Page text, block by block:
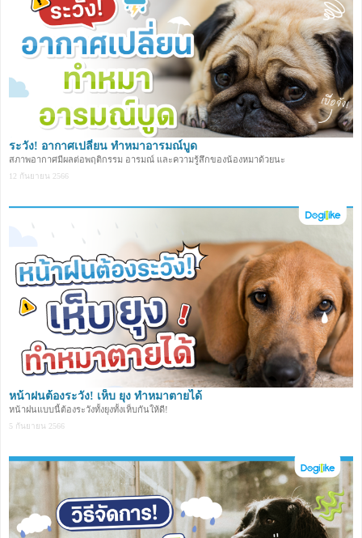
ระวัง! อากาศเปลี่ยน ทำหมาอารมณ์บูด
สภาพอากาศมีผลต่อพฤติกรรม อารมณ์ และความรู้สึกของน้องหมาด้วยนะ
12 กันยายน 2566
หน้าฝนต้องระวัง! เห็บ ยุง ทำหมาตายได้
หน้าฝนแบบนี้ต้องระวังทั้งยุงทั้งเห็บกันให้ดี!
5 กันยายน 2566